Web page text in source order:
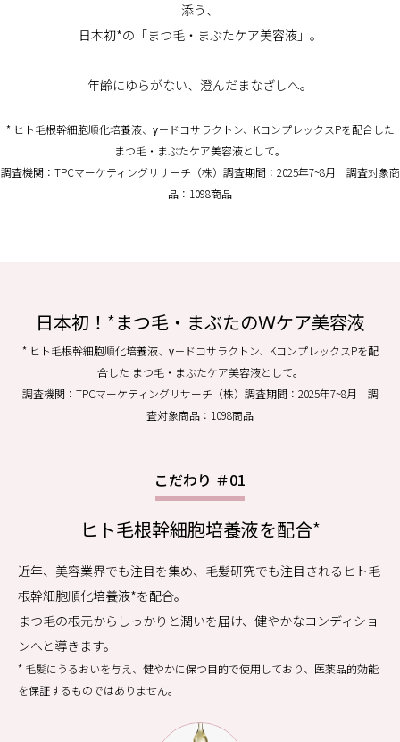
添う、
日本初*の「まつ毛・まぶたケア美容液」。
年齢にゆらがない、澄んだまなざしへ。
* ヒト毛根幹細胞順化培養液、γ－ドコサラクトン、KコンプレックスPを配合した
まつ毛・まぶたケア美容液として。
調査機関：TPCマーケティングリサーチ（株）調査期間：2025年7~8月 調査対象商
品：1098商品
日本初！ *まつ毛・まぶたのＷケア美容液
* ヒト毛根幹細胞順化培養液、γ－ドコサラクトン、KコンプレックスPを配
合した まつ毛・まぶたケア美容液として。
調査機関：TPCマーケティングリサーチ（株）調査期間：2025年7~8月 調
査対象商品：1098商品
こだわり ＃01
ヒト毛根幹細胞培養液を配合*
近年、美容業界でも注目を集め、毛髪研究でも注目されるヒト毛
根幹細胞順化培養液*を配合。
まつ毛の根元からしっかりと潤いを届け、健やかなコンディショ
ンへと導きます。
* 毛髪にうるおいを与え、健やかに保つ目的で使用しており、医薬品的効能
を保証するものではありません。